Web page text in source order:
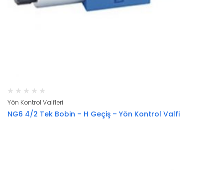
Yön Kontrol Valfleri
NG6 4/2 Tek Bobin – H Geçiş – Yön Kontrol Valfi